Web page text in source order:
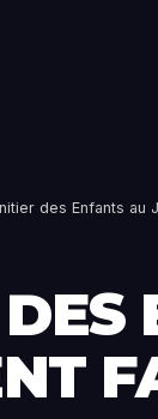
des Enfants au